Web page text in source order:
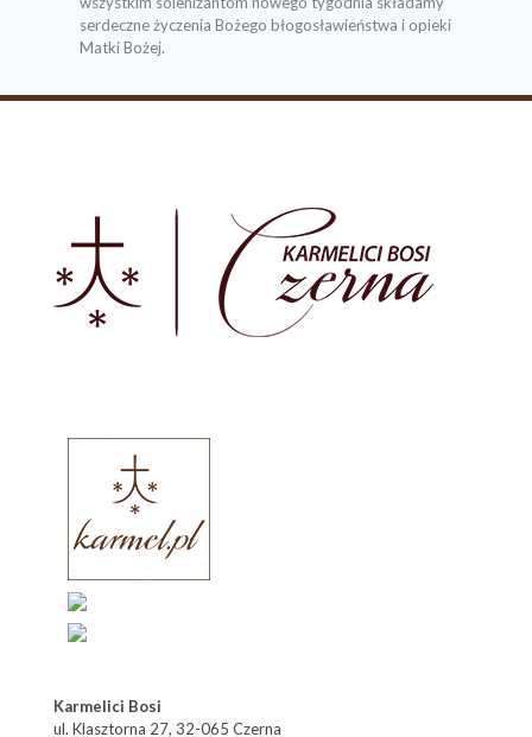
serdeczne życzenia Bożego błogosławieństwa i opieki
Matki Bożej.
Karmelici Bosi
ul. Klasztorna 27, 32-065 Czerna